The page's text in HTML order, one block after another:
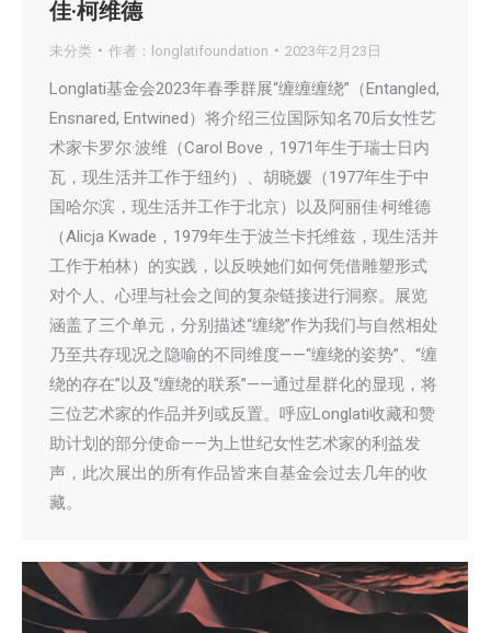
佳·柯维德
未分类 作者： longlatifoundation 2023年2月23日
Longlati基金会2023年春季群展“缠缠缠绕”（Entangled,
Ensnared, Entwined）将介绍三位国际知名70后女性艺
术家卡罗尔·波维（Carol Bove，1971年生于瑞士日内
瓦，现生活并工作于纽约）、胡晓媛（1977年生于中
国哈尔滨，现生活并工作于北京）以及阿丽佳·柯维德
（Alicja Kwade，1979年生于波兰卡托维兹，现生活并
工作于柏林）的实践，以反映她们如何凭借雕塑形式
对个人、心理与社会之间的复杂链接进行洞察。展览
涵盖了三个单元，分别描述“缠绕”作为我们与自然相处
乃至共存现况之隐喻的不同维度——“缠绕的姿势”、“缠
绕的存在”以及“缠绕的联系”——通过星群化的显现，将
三位艺术家的作品并列或反置。呼应Longlati收藏和赞
助计划的部分使命——为上世纪女性艺术家的利益发
声，此次展出的所有作品皆来自基金会过去几年的收
藏。